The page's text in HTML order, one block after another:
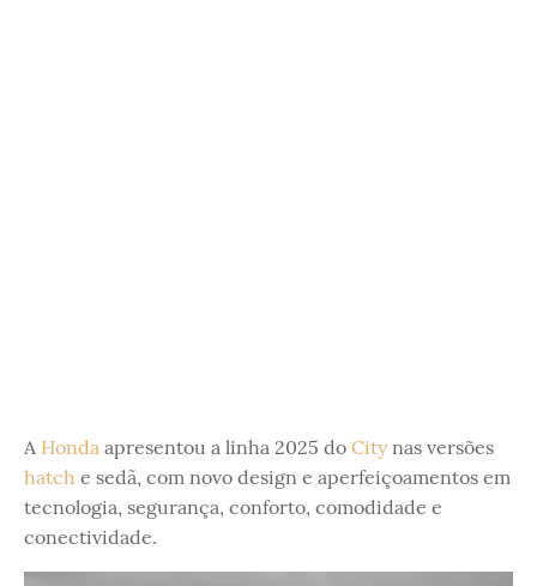
A Honda apresentou a linha 2025 do Citynas versões
hatch e sedã, com novo design e aperfeiçoamentos em
tecnologia, segurança, conforto, comodidade e
conectividade.